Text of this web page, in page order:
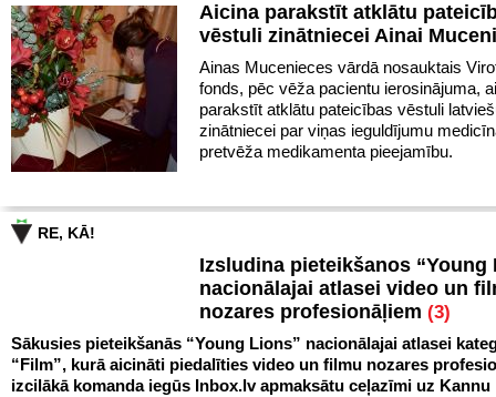
Aicina parakstīt atklātu
vēstuli zinātniecei Ainai
Ainas Mucenieces vārdā nosauktais
fonds, pēc vēža pacientu ierosinājuma,
parakstīt atklātu pateicības vēstuli
zinātniecei par viņas ieguldījumu
pretvēža medikamenta pieejamību.
RE, KĀ!
Izsludina pieteikšanos “Young
nacionālajai atlasei video un
nozares profesionāļiem (3)
Sākusies pieteikšanās “Young Lions” nacionālajai atlasei
“Film”, kurā aicināti piedalīties video un filmu nozares
izcilākā komanda iegūs Inbox.lv apmaksātu ceļazīmi uz Kannu